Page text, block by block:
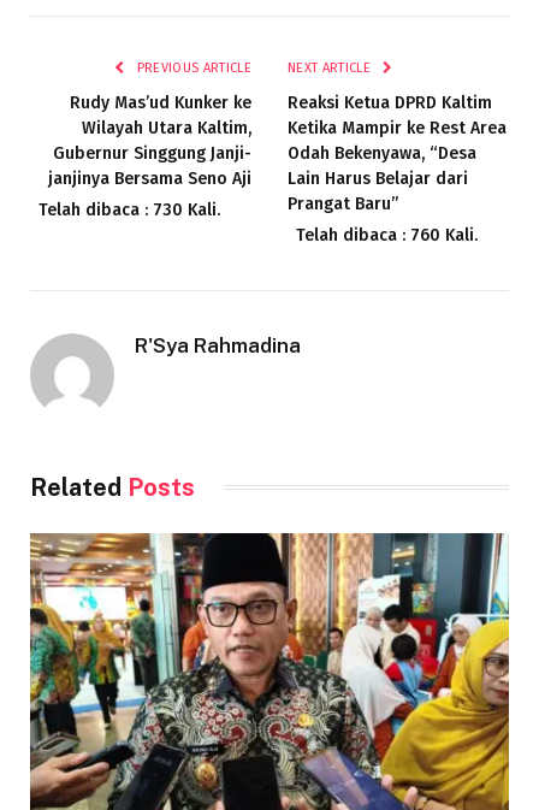
PREVIOUS ARTICLE
Rudy Mas’ud Kunker ke
Wilayah Utara Kaltim,
Gubernur Singgung Janji-
janjinya Bersama Seno Aji
Telah dibaca : 730 Kali.
NEXT ARTICLE
Reaksi Ketua DPRD Kaltim
Ketika Mampir ke Rest Area
Odah Bekenyawa, “Desa
Lain Harus Belajar dari
Prangat Baru”
Telah dibaca : 760 Kali.
R'Sya Rahmadina
Related Posts